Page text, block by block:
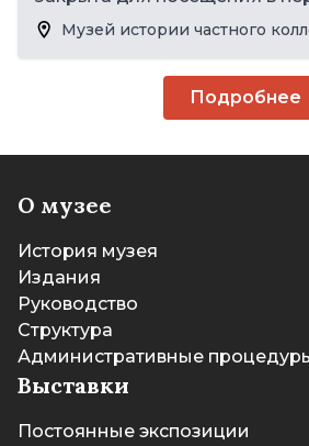
Музей истории частного
Подробнее
О музее
История музея
Издания
Руководство
Структура
Административные
Выставки
Постоянные экспозиции